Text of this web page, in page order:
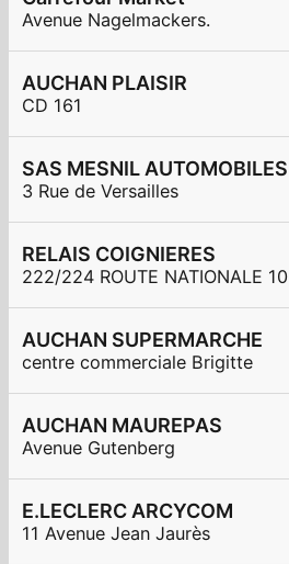
Avenue Nagelmackers.
AUCHAN PLAISIR
CD 161
SAS MESNIL AUTOMOBILES
3 Rue de Versailles
RELAIS COIGNIERES
222/224 ROUTE NATIONALE 10
AUCHAN SUPERMARCHE
centre commerciale Brigitte
AUCHAN MAUREPAS
Avenue Gutenberg
E.LECLERC ARCYCOM
11 Avenue Jean Jaurès